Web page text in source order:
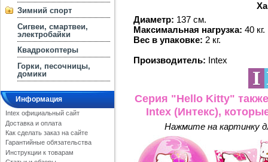
Зимний спорт
Сигвеи, смартвеи,
электробайки
Квадрокоптеры
Горки, песочницы,
домики
Информация
Intex официальный сайт
Доставка и оплата
Как сделать заказ на сайте
Гарантийные обязательства
Инструкции к товарам
Диаметр: 137 см.
Максимальная нагрузка: 40 кг.
Вес в упаковке: 2 кг.
Производитель: Intex
Серия "Hello Kitty "
Intex (Интекс),
Нажмите на картинку